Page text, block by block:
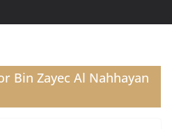
l e
n
l re p
rt
ir
Bin Zayec Al Nahhayan